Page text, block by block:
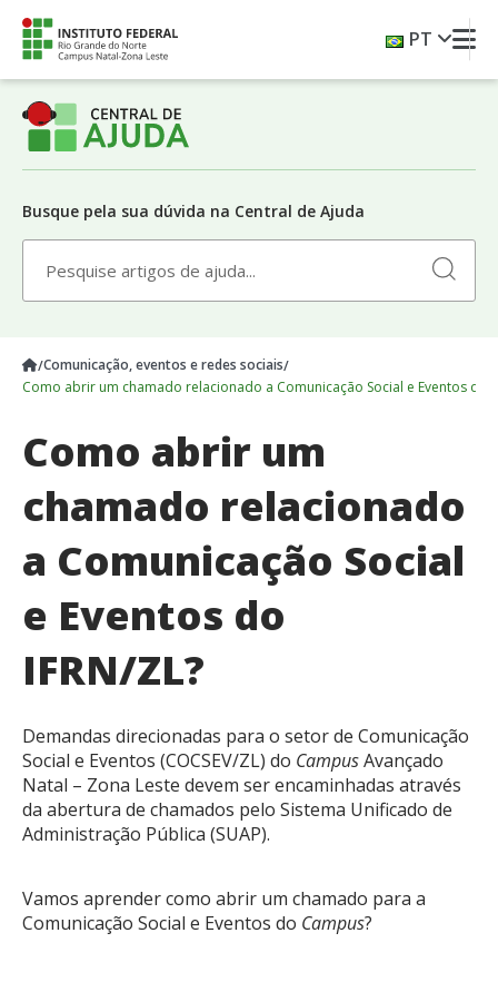
Skip
content
PT
Busque pela sua dúvida na Central de Ajuda
for:
Search
for:
Comunicação, eventos e redes sociais​
Como abrir um chamado relacionado a Comunicação Social e Eventos do
Como abrir um
chamado relacionado
a Comunicação Social
e Eventos do
IFRN/ZL?
Demandas direcionadas para o setor de Comunicação
Social e Eventos (COCSEV/ZL) do CampusAvançado
Natal – Zona Leste devem ser encaminhadas através
da abertura de chamados pelo Sistema Unificado de
Administração Pública (SUAP).
Vamos aprender como abrir um chamado para a
Comunicação Social e Eventos do Campus?